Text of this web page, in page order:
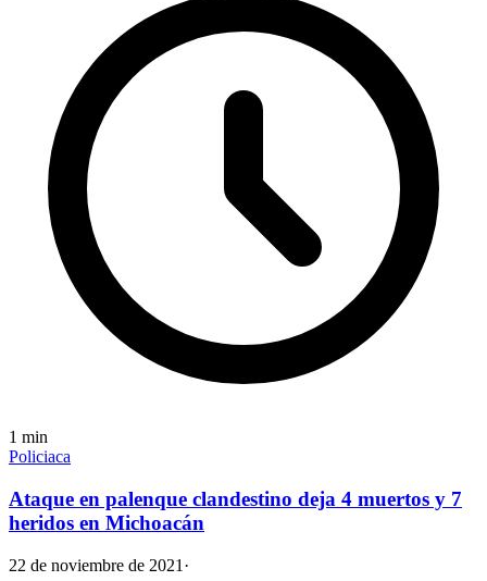
1 min
Policiaca
Ataque en palenque clandestino deja 4 muertos y 7
heridos en Michoacán
22 de noviembre de 2021 ·